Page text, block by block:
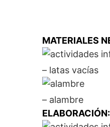
MATERIALES
– latas vacías
– alambre
ELABORACIÓN: